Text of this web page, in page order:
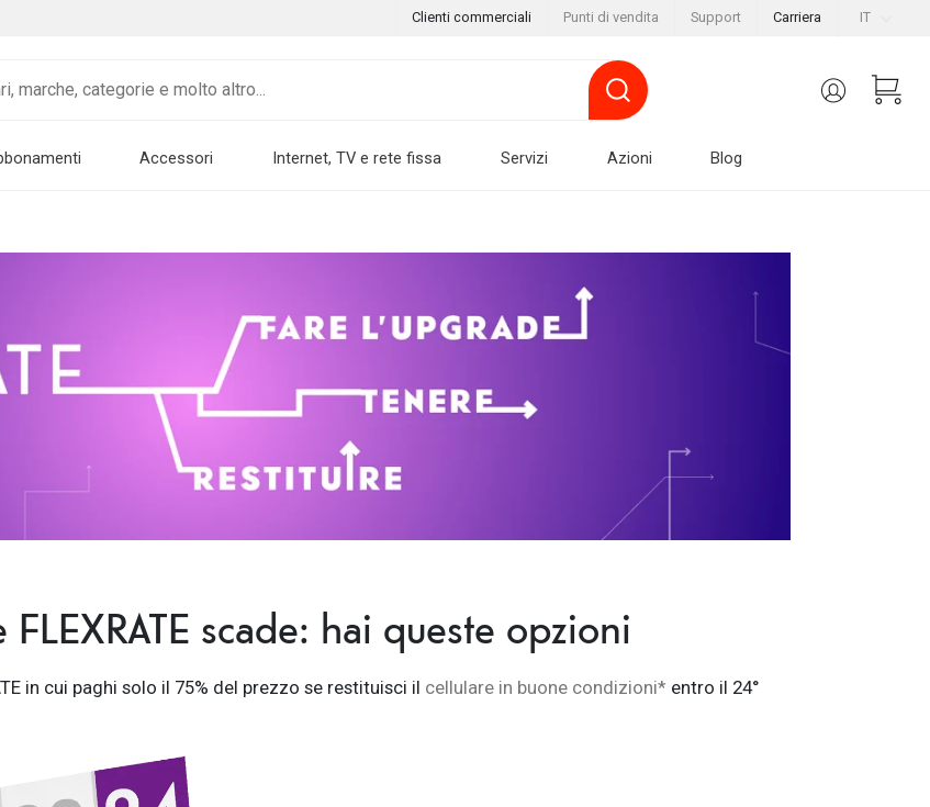
IT
Clienti commerciali Punti di vendita Support Carriera
Accessori Internet, TV e rete fissa Servizi Azioni Blog
scade: hai queste opzioni
in cui paghi solo il 75% del prezzo se restituisci il cellulare in buone condizioni* entro il 24°